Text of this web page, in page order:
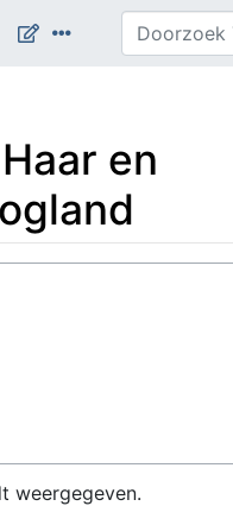
en
weergegeven.